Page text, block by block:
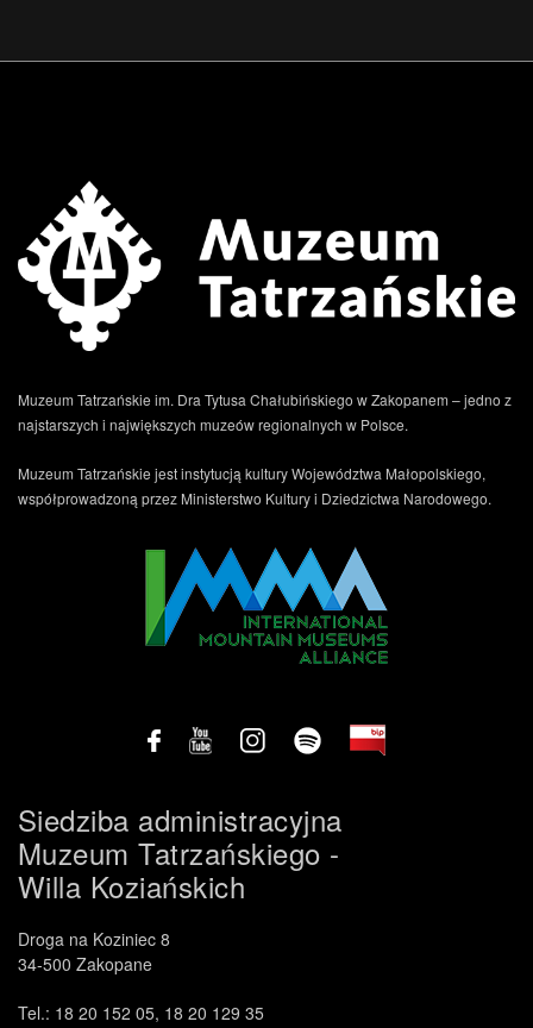
Muzeum Tatrzańskie im. Dra Tytusa Chałubińskiego w Zakopanem – jedno z
najstarszych i największych muzeów regionalnych w Polsce.
Muzeum Tatrzańskie jest instytucją kultury Województwa Małopolskiego,
współprowadzoną przez Ministerstwo Kultury i Dziedzictwa Narodowego.
Siedziba administracyjna
Muzeum Tatrzańskiego -
Willa Koziańskich
Droga na Koziniec 8
34-500 Zakopane
Tel.: 18 20 152 05, 18 20 129 35